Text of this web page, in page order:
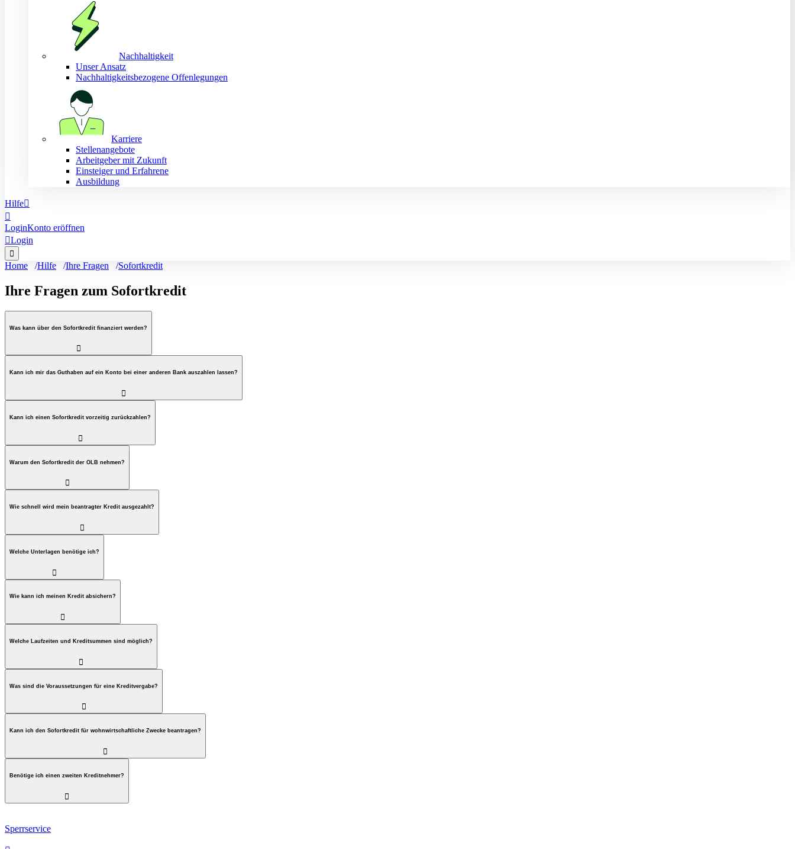
Nachhaltigkeit
Unser Ansatz
Nachhaltigkeitsbezogene Offenlegungen
Karriere
Stellenangebote
Arbeitgeber mit Zukunft
Einsteiger und Erfahrene
Ausbildung
Hilfe

LoginKonto eröffnen
Login

Home Hilfe Ihre Fragen Sofortkredit
Ihre Fragen zum Sofortkredit
Was kann über den Sofortkredit finanziert werden?

Kann ich mir das Guthaben auf ein Konto bei einer anderen Bank auszahlen lassen?

Kann ich einen Sofortkredit vorzeitig zurückzahlen?

Warum den Sofortkredit der OLB nehmen?

Wie schnell wird mein beantragter Kredit ausgezahlt?

Welche Unterlagen benötige ich?

Wie kann ich meinen Kredit absichern?

Welche Laufzeiten und Kreditsummen sind möglich?

Was sind die Voraussetzungen für eine Kreditvergabe?

Kann ich den Sofortkredit für wohnwirtschaftliche Zwecke beantragen?

Benötige ich einen zweiten Kreditnehmer?

Sperrservice